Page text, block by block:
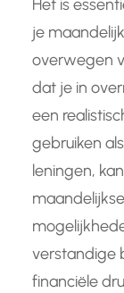
Het is
je
overwegen
dat je in
een
gebruiken
leningen,
verstandige
financiële